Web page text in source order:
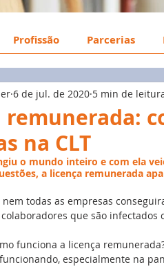
Profissão Parcerias
Mercado de Trabalho
de Desempenho
eSocial Recursos
Português Big Data
remunerada:
na CLT
6 de jul. de 2020 5 min de
o mundo inteiro e com ela
a licença remunerada
nem todas as empresas
que são
funciona a licença
especialmente na